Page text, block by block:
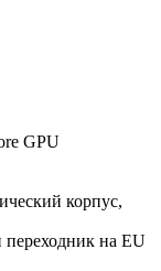
GPU
корпус,
переходник на EU